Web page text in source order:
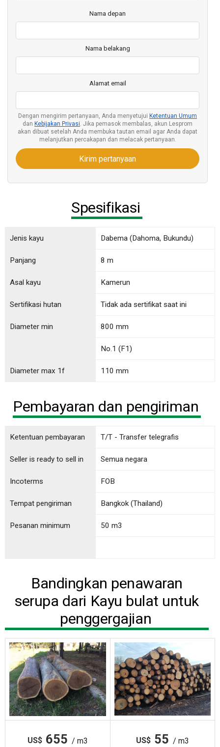
Nama depan
Nama belakang
Alamat email
Dengan mengirim pertanyaan, Anda menyetujui Ketentuan Umum
dan Kebijakan Privasi. Jika pemasok membalas, akun Lesprom
akan dibuat setelah Anda membuka tautan email agar Anda dapat
melanjutkan percakapan dan melacak pertanyaan.
Kirim pertanyaan
Spesifikasi
Jenis kayu Dabema (Dahoma, Bukundu)
Panjang 8 m
Asal kayu Kamerun
Sertifikasi hutan Tidak ada sertifikat saat ini
Diameter min 800 mm
No.1 (F1)
Diameter max 1f 110 mm
Pembayaran dan pengiriman
Ketentuan pembayaran T/T - Transfer telegrafis
Incoterms FOB
Pesanan minimum 50 m3
Seller is ready to sell in Semua negara
Tempat pengiriman Bangkok (Thailand)
Bandingkan penawaran
serupa dari Kayu bulat untuk
penggergajian
US$ 655 / m3 US$ 55 / m3